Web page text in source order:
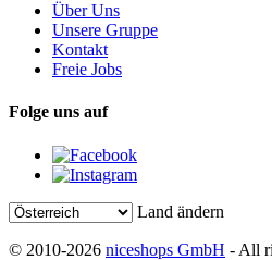
Über Uns
Unsere Gruppe
Kontakt
Freie Jobs
Folge uns auf
Land ändern
© 2010-2026 niceshops GmbH - All